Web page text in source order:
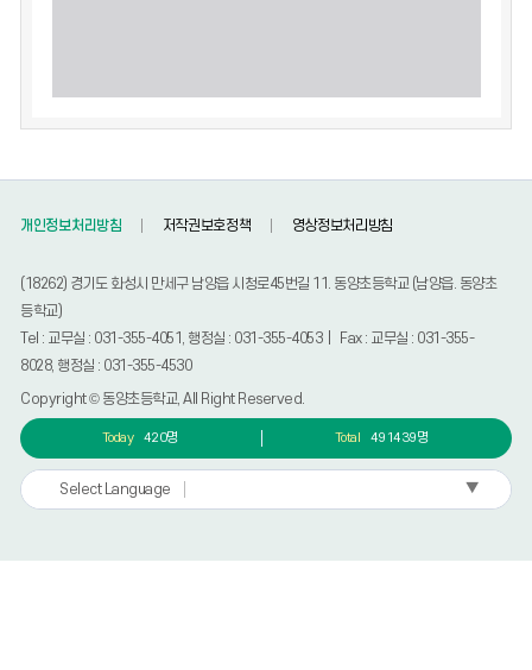
개인정보처리방침 저작권보호정책 영상정보처리방침
(18262) 경기도 화성시 만세구 남양읍 시청로45번길 11. 동양초등학교 (남양읍. 동양초
등학교)
Tel : 교무실 : 031-355-4051, 행정실 : 031-355-4053 | Fax : 교무실 : 031-355-
8028, 행정실 : 031-355-4530
Copyright © 동양초등학교, All Right Reserved.
Today 420명 Total 491439명
Select Language ▼